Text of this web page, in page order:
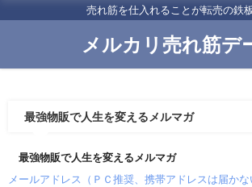
売れ筋を仕入れることが転売の鉄
メルカリ売れ筋デ
最強物販で人生を変えるメルマガ
最強物販で人生を変えるメルマガ
メールアドレス（ＰＣ推奨、携帯アドレスは届か